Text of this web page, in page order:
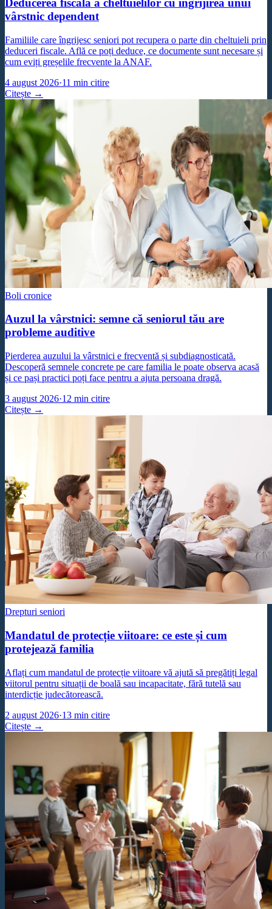
Deducerea fiscală a cheltuielilor cu îngrijirea unui
vârstnic dependent
Familiile care îngrijesc seniori pot recupera o parte din cheltuieli prin
deduceri fiscale. Află ce poți deduce, ce documente sunt necesare și
cum eviți greșelile frecvente la ANAF.
4 august 2026·11 min citire
Citește →
Boli cronice
Auzul la vârstnici: semne că seniorul tău are
probleme auditive
Pierderea auzului la vârstnici e frecventă și subdiagnosticată.
Descoperă semnele concrete pe care familia le poate observa acasă
și ce pași practici poți face pentru a ajuta persoana dragă.
3 august 2026·12 min citire
Citește →
Drepturi seniori
Mandatul de protecție viitoare: ce este și cum
protejează familia
Aflați cum mandatul de protecție viitoare vă ajută să pregătiți legal
viitorul pentru situații de boală sau incapacitate, fără tutelă sau
interdicție judecătorească.
2 august 2026·13 min citire
Citește →